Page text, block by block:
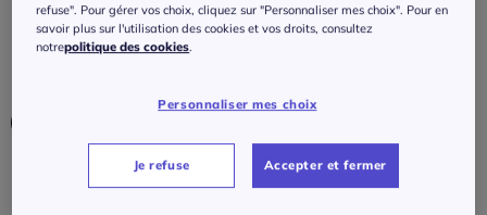
Réf : 676.759.010
refuse". Pour gérer vos choix, cliquez sur "Personnaliser mes choix". Pour en
savoir plus sur l'utilisation des cookies et vos droits, consultez
notrepolitique des cookies.
Personnaliser mes choix
Je refuse Accepter et fermer